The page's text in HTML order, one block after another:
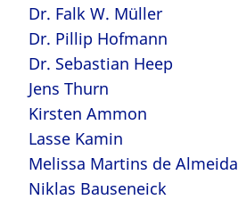
Dr. Falk W. Müller
Dr. Pillip Hofmann
Dr. Sebastian Heep
Jens Thurn
Kirsten Ammon
Lasse Kamin
Melissa Martins de Almeida
Niklas Bauseneick